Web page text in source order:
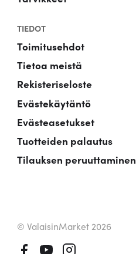
TIEDOT
Toimitusehdot
Tietoa meistä
Rekisteriseloste
Evästekäytäntö
Evästeasetukset
Tuotteiden palautus
Tilauksen peruuttaminen
© ValaisinMarket 2026
FacebookYoutubeInstagram